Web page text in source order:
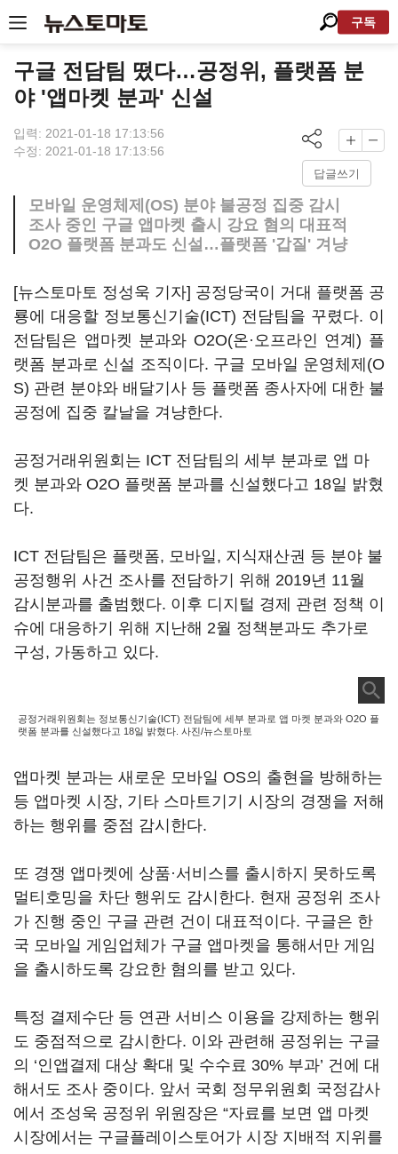
구독
구글 전담팀 떴다…공정위, 플랫폼 분
야 '앱마켓 분과' 신설
입력: 2021-01-18 17:13:56
수정: 2021-01-18 17:13:56
답글쓰기
모바일 운영체제(OS) 분야 불공정 집중 감시
조사 중인 구글 앱마켓 출시 강요 혐의 대표적
O2O 플랫폼 분과도 신설…플랫폼 '갑질' 겨냥
[뉴스토마토 정성욱 기자] 공정당국이 거대 플랫폼 공
룡에 대응할 정보통신기술(ICT) 전담팀을 꾸렸다. 이
전담팀은 앱마켓 분과와 O2O(온·오프라인 연계) 플
랫폼 분과로 신설 조직이다. 구글 모바일 운영체제(O
S) 관련 분야와 배달기사 등 플랫폼 종사자에 대한 불
공정에 집중 칼날을 겨냥한다.
공정거래위원회는 ICT 전담팀의 세부 분과로 앱 마
켓 분과와 O2O 플랫폼 분과를 신설했다고 18일 밝혔
다.
ICT 전담팀은 플랫폼, 모바일, 지식재산권 등 분야 불
공정행위 사건 조사를 전담하기 위해 2019년 11월
감시분과를 출범했다. 이후 디지털 경제 관련 정책 이
슈에 대응하기 위해 지난해 2월 정책분과도 추가로
구성, 가동하고 있다.
공정거래위원회는 정보통신기술(ICT) 전담팀에 세부 분과로 앱 마켓 분과와 O2O 플
랫폼 분과를 신설했다고 18일 밝혔다. 사진/뉴스토마토
앱마켓 분과는 새로운 모바일 OS의 출현을 방해하는
등 앱마켓 시장, 기타 스마트기기 시장의 경쟁을 저해
하는 행위를 중점 감시한다.
또 경쟁 앱마켓에 상품·서비스를 출시하지 못하도록
멀티호밍을 차단 행위도 감시한다. 현재 공정위 조사
가 진행 중인 구글 관련 건이 대표적이다. 구글은 한
국 모바일 게임업체가 구글 앱마켓을 통해서만 게임
을 출시하도록 강요한 혐의를 받고 있다.
특정 결제수단 등 연관 서비스 이용을 강제하는 행위
도 중점적으로 감시한다. 이와 관련해 공정위는 구글
의 ‘인앱결제 대상 확대 및 수수료 30% 부과’ 건에 대
해서도 조사 중이다. 앞서 국회 정무위원회 국정감사
에서 조성욱 공정위 위원장은 “자료를 보면 앱 마켓
시장에서는 구글플레이스토어가 시장 지배적 지위를